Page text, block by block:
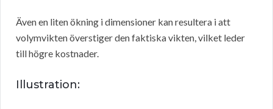
Även en liten ökning i dimensioner kan resultera i att
volymvikten överstiger den faktiska vikten, vilket leder
till högre kostnader.
Illustration: